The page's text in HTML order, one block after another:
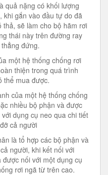
quả nặng có khối lượng
khi gắn vào đầu tự do đã
thả, sẽ làm cho bộ hãm rơi
thái này trên đường ray
đứng.
một hệ thống chống rơi
thiện trong quá trình
thể mua được.
của một hệ thống chống
nhiều bộ phận và được
dụng cụ neo qua chi tiết
cả người
là tổ hợp các bộ phận và
người, khi kết nối với
nối với một dụng cụ
rơi ngã từ trên cao.